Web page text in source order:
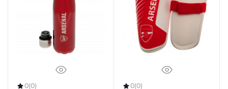
0(0) 0(0)